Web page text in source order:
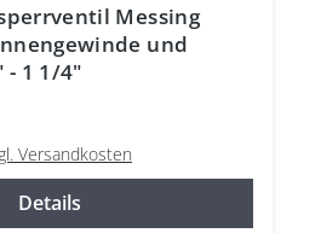
Messing
und
- 1 1/4"
Versandkosten
Details